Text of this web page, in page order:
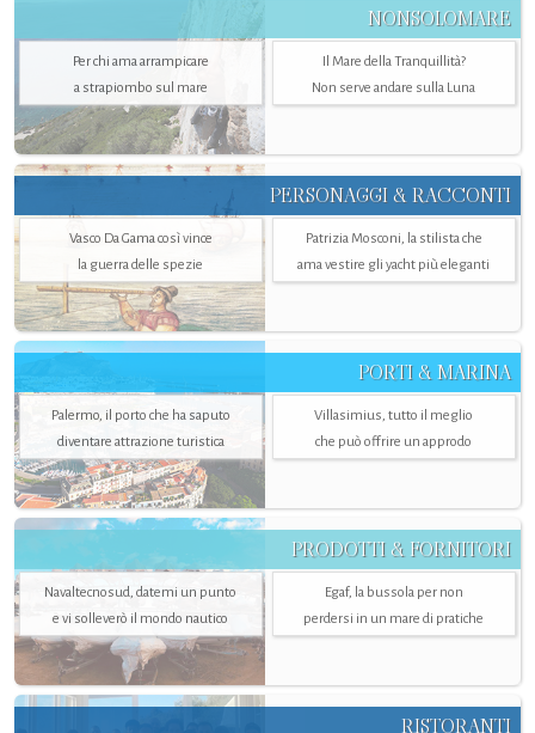
NONSOLOMARE
Per chi ama arrampicare
a strapiombo sul mare
Il Mare della Tranquillità?
Non serve andare sulla Luna
PERSONAGGI & RACCONTI
Vasco Da Gama così vince
la guerra delle spezie
Patrizia Mosconi, la stilista che
ama vestire gli yacht più eleganti
PORTI & MARINA
Palermo, il porto che ha saputo
diventare attrazione turistica
Villasimius, tutto il meglio
che può offrire un approdo
PRODOTTI & FORNITORI
Navaltecnosud, datemi un punto
e vi solleverò il mondo nautico
Egaf, la bussola per non
perdersi in un mare di pratiche
RISTORANTI